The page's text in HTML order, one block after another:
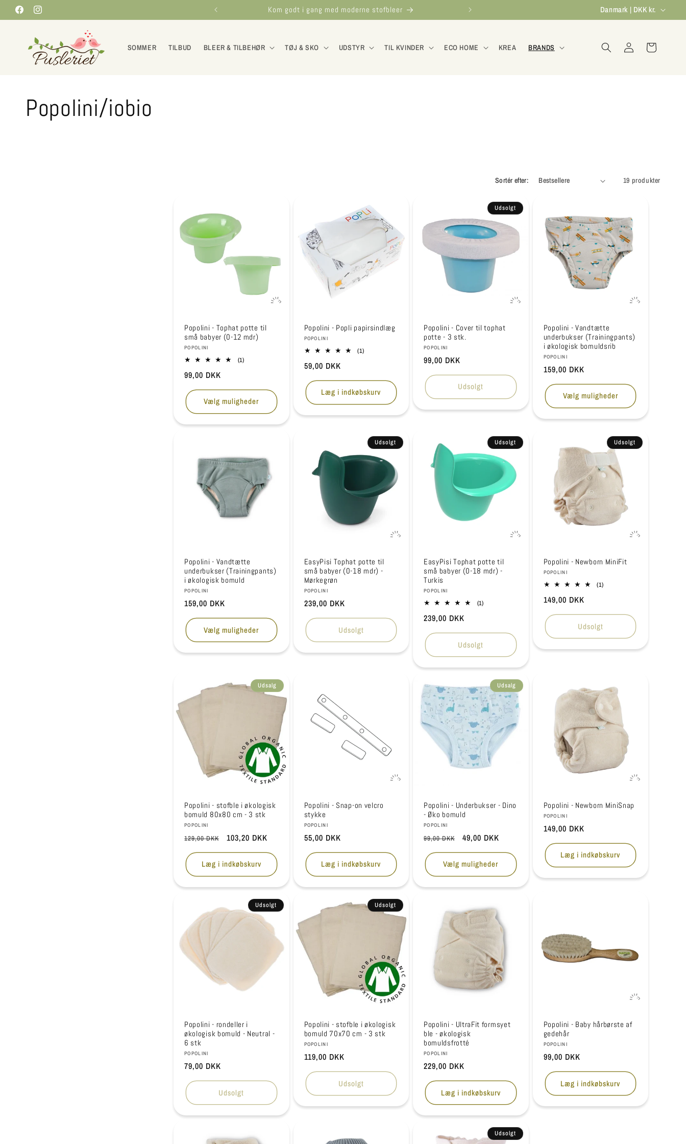
Gå til
indhold
FacebookInstagram
Kom godt i gang med moderne stofbleer
a
e
Danmark | DKK kr.
SOMMER TILBUD BLEER & TILBEHØR TØJ & SKO UDSTYR TIL KVINDER ECO HOME KREA BRANDS
Log
ind
Indkøbskurv
Popolini/iobio
Sortér efter: 19 produkter
Popolini - Tophat potte til
små babyer (0-12 mdr)
Forhandler:
POPOLINI
(1)1
Normalpris
99,00 DKK
Vælg muligheder
Popolini - Popli papirsindlæg
Forhandler:
POPOLINI
(1)1
Normalpris
59,00 DKK
Læg i indkøbskurv
Udsolgt
Popolini - Cover til tophat
potte - 3 stk.
Forhandler:
POPOLINI
Normalpris
99,00 DKK
Udsolgt
Popolini - Vandtætte
underbukser (Trainingpants)
i økologisk bomuldsrib
Forhandler:
POPOLINI
Normalpris
159,00 DKK
Vælg muligheder
Popolini - Vandtætte
underbukser (Trainingpants)
i økologisk bomuld
Forhandler:
POPOLINI
Normalpris
159,00 DKK
Vælg muligheder
Udsolgt
EasyPisi Tophat potte til
små babyer (0-18 mdr) -
Mørkegrøn
Forhandler:
POPOLINI
Normalpris
239,00 DKK
Udsolgt
Udsolgt
EasyPisi Tophat potte til
små babyer (0-18 mdr) -
Turkis
Forhandler:
POPOLINI
(1)1
Normalpris
239,00 DKK
Udsolgt
Udsolgt
Popolini - Newborn MiniFit
Forhandler:
POPOLINI
(1)1
Normalpris
149,00 DKK
Udsolgt
Udsalg
Popolini - stofble i økologisk
bomuld 80x80 cm - 3 stk
Forhandler:
POPOLINI
Normalpris
129,00 DKK Udsalgspris
103,20 DKK
Læg i indkøbskurv
Popolini - Snap-on velcro
stykke
Forhandler:
POPOLINI
Normalpris
55,00 DKK
Læg i indkøbskurv
Udsalg
Popolini - Underbukser - Dino
- Øko bomuld
Forhandler:
POPOLINI
Normalpris
99,00 DKK Udsalgspris
49,00 DKK
Vælg muligheder
Popolini - Newborn MiniSnap
Forhandler:
POPOLINI
Normalpris
149,00 DKK
Læg i indkøbskurv
Udsolgt
Popolini - rondeller i
økologisk bomuld - Neutral -
6 stk
Forhandler:
POPOLINI
Normalpris
79,00 DKK
Udsolgt
Udsolgt
Popolini - stofble i økologisk
bomuld 70x70 cm - 3 stk
Forhandler:
POPOLINI
Normalpris
119,00 DKK
Udsolgt
Popolini - UltraFit formsyet
ble - økologisk
bomuldsfrotté
Forhandler:
POPOLINI
Normalpris
229,00 DKK
Læg i indkøbskurv
Popolini - Baby hårbørste af
gedehår
Forhandler:
POPOLINI
Normalpris
99,00 DKK
Læg i indkøbskurv
Udsolgt